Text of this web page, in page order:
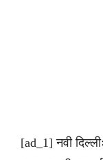
[ad_1] नवी